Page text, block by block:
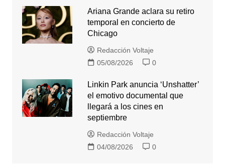
Ariana Grande aclara su retiro
temporal en concierto de
Chicago
Redacción Voltaje
05/08/2026
0
Linkin Park anuncia ‘Unshatter’
el emotivo documental que
llegará a los cines en
septiembre
Redacción Voltaje
04/08/2026
0